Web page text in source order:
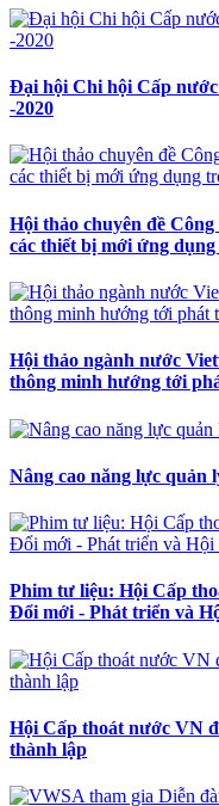
Đại hội Chi hội Cấp
-2020
Hội thảo chuyên đề
các thiết bị mới ứng
Hội thảo ngành nước
thông minh hướng tới
Nâng cao năng lực quản
Phim tư liệu: Hội Cấp
Đổi mới - Phát triển và
Hội Cấp thoát nước VN
thành lập